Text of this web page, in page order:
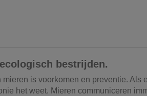
bestrijden.
mieren is voorkomen en preventie.
het weet. Mieren communiceren